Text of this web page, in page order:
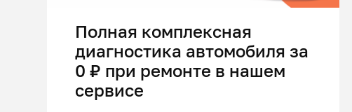
Полная комплексная
диагностика автомобиля за
0 ₽ при ремонте в нашем
сервисе